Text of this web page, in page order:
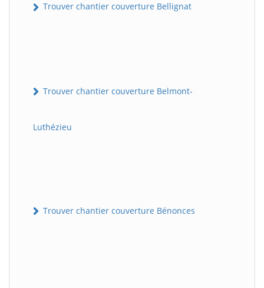
Trouver chantier couverture Bellignat
Trouver chantier couverture Belmont-
Luthézieu
Trouver chantier couverture Bénonces